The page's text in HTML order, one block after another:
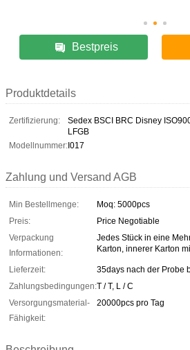
Bestpreis
Produktdetails
Zertifizierung:
Sedex BSCI BRC Disney
LFGB
Modellnummer:I017
Zahlung und Versand AGB
Min Bestellmenge:
Moq: 5000pcs
Preis:
Price Negotiable
Verpackung
Informationen:
Jedes Stück in eine
Karton, innerer Karton
Lieferzeit:
35days nach der Probe
Zahlungsbedingungen:T / T, L / C
Versorgungsmaterial-
Fähigkeit:
20000pcs pro Tag